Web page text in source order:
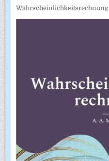
Wahrscheinlichkeitsrechnung